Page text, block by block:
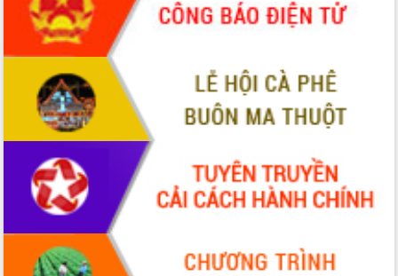
Hội thảo góp ý hồ sơ điều chỉnh quy
hoạch tỉnh Đắk Lắk thời kỳ 2021-2030,
tầm nhìn đến năm 2050
Nâng cao hiệu quả hoạt động của các
doanh nghiệp nhà nước
Hội nghị triển khai kết nối mạng
truyền số liệu chuyên dùng phục vụ cơ
quan Đảng, Nhà nước
Lễ phát động chuỗi hoạt động chung
tay làm sạch môi trường
Xã Ea Kar bước chuyển mình trong
công tác cải cách hành chính mô hình
UBND tỉnh họp báo định kỳ tháng 4